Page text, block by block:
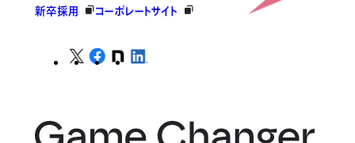
新卒採用 コーポレートサイト